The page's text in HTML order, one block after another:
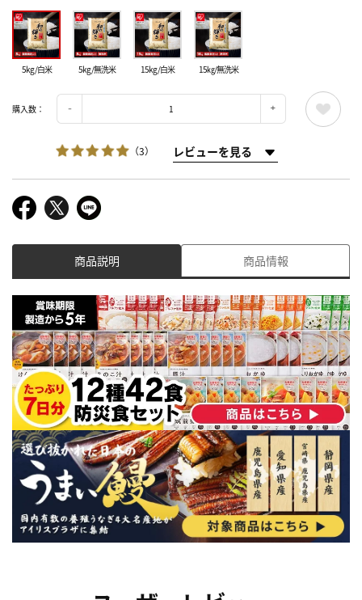
5kg/白米 5kg/無洗米 15kg/白米 15㎏/無洗米
購入数：
（3） レビューを見る
商品説明 商品情報